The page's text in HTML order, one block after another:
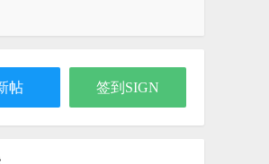
帖 签到SIGN
Deluxe都市摩天楼3D java